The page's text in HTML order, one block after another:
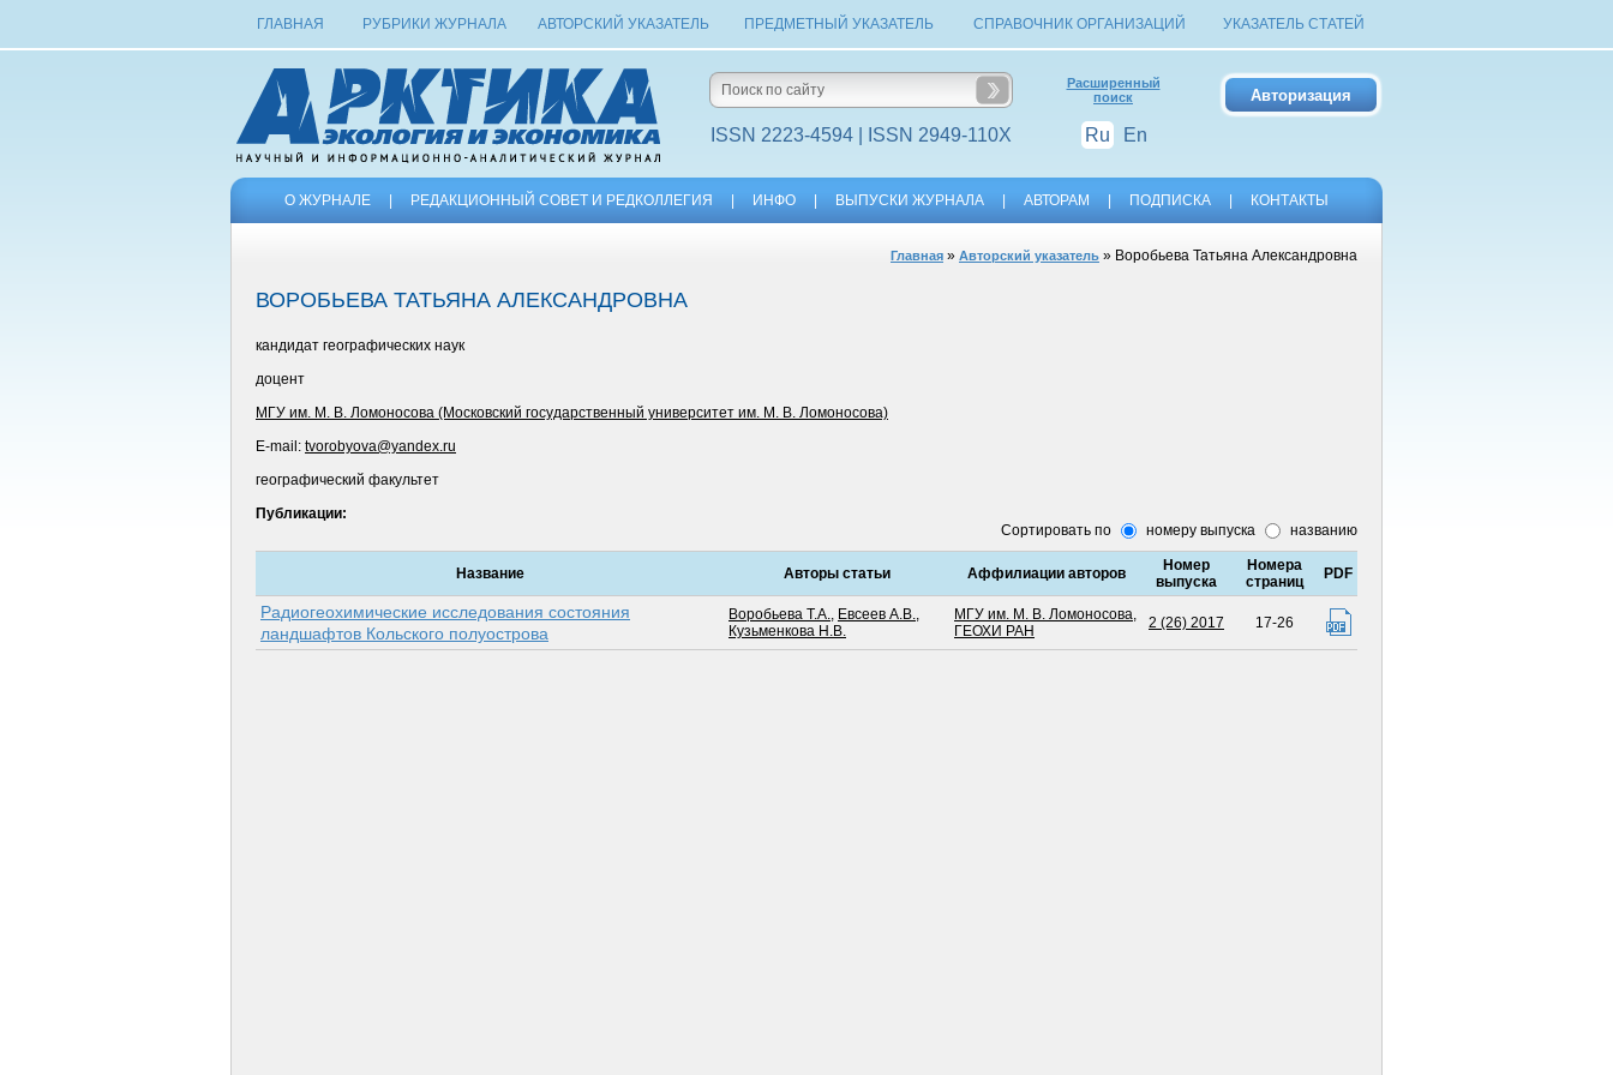
ГЛАВНАЯ РУБРИКИ ЖУРНАЛА АВТОРСКИЙ УКАЗАТЕЛЬ ПРЕДМЕТНЫЙ УКАЗАТЕЛЬ СПРАВОЧНИК ОРГАНИЗАЦИЙ УКАЗАТЕЛЬ СТАТЕЙ
ISSN 2223-4594 | ISSN 2949-110X
Расширенный
поиск
Ru En
О ЖУРНАЛЕ РЕДАКЦИОННЫЙ СОВЕТ И РЕДКОЛЛЕГИЯ ИНФО ВЫПУСКИ ЖУРНАЛА АВТОРАМ ПОДПИСКА КОНТАКТЫ
Главная » Авторский указатель » Воробьева Татьяна Александровна
ВОРОБЬЕВА ТАТЬЯНА АЛЕКСАНДРОВНА
кандидат географических наук
доцент
МГУ им. М. В. Ломоносова (Московский государственный университет им. М. В. Ломоносова)
E-mail: tvorobyova@yandex.ru
географический факультет
Публикации:
Сортировать по
номеру выпуска названию
Название Авторы статьи Аффилиации авторов
Номер
выпуска
Номера
страниц
PDF
Радиогеохимические исследования состояния
ландшафтов Кольского полуострова
Воробьева Т.А., Евсеев А.В.,
Кузьменкова Н.В.
МГУ им. М. В. Ломоносова,
ГЕОХИ РАН
2 (26) 2017 17-26